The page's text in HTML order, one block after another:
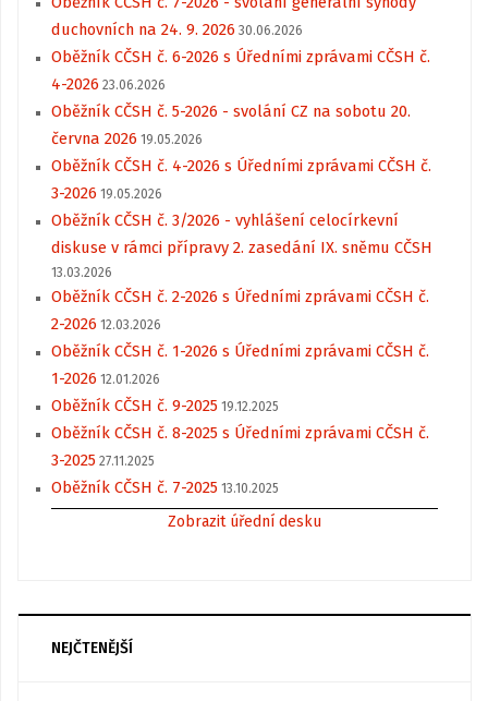
duchovních na 24. 9. 2026 30.06.2026
Oběžník CČSH č. 6-2026 s Úředními zprávami CČSH č.
4-2026 23.06.2026
Oběžník CČSH č. 5-2026 - svolání CZ na sobotu 20.
června 2026 19.05.2026
Oběžník CČSH č. 4-2026 s Úředními zprávami CČSH č.
3-2026 19.05.2026
Oběžník CČSH č. 3/2026 - vyhlášení celocírkevní
diskuse v rámci přípravy 2. zasedání IX. sněmu CČSH
13.03.2026
Oběžník CČSH č. 2-2026 s Úředními zprávami CČSH č.
2-2026 12.03.2026
Oběžník CČSH č. 1-2026 s Úředními zprávami CČSH č.
1-2026 12.01.2026
Oběžník CČSH č. 9-2025 19.12.2025
Oběžník CČSH č. 8-2025 s Úředními zprávami CČSH č.
3-2025 27.11.2025
Oběžník CČSH č. 7-2025 13.10.2025
Zobrazit úřední desku
NEJČTENĚJŠÍ